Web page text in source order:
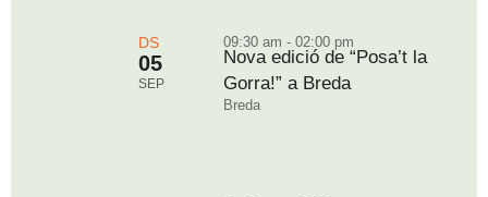
DS
05
SEP
09:30 am - 02:00 pm
Nova edició de “Posa’t la
Gorra!” a Breda
Breda